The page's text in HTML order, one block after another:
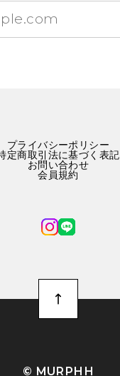
プライバシーポリシー
定商取引法に基づく表記
お問い合わせ
会員規約
©︎ MURPHH